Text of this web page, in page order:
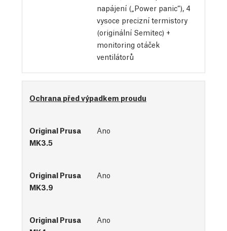
napájení („Power panic“), 4
vysoce precizní termistory
(originální Semitec) +
monitoring otáček
ventilátorů
Ochrana před výpadkem proudu
Ano
Ano
Ano